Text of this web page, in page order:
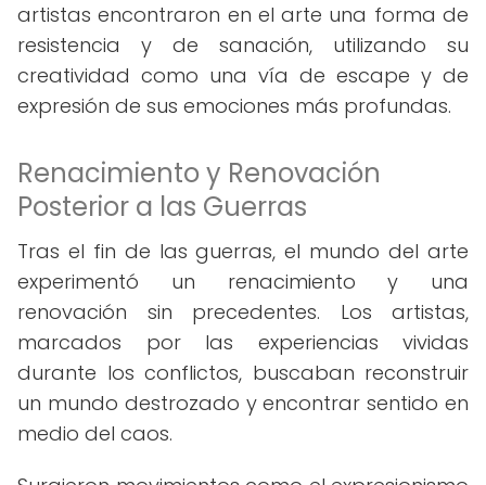
artistas encontraron en el arte una forma de
resistencia y de sanación, utilizando su
creatividad como una vía de escape y de
expresión de sus emociones más profundas.
Renacimiento y Renovación
Posterior a las Guerras
Tras el fin de las guerras, el mundo del arte
experimentó un renacimiento y una
renovación sin precedentes. Los artistas,
marcados por las experiencias vividas
durante los conflictos, buscaban reconstruir
un mundo destrozado y encontrar sentido en
medio del caos.